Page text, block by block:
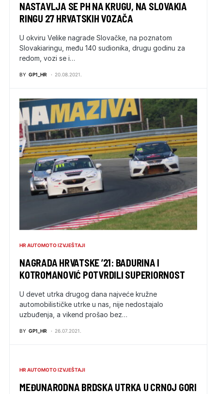
NASTAVLJA SE PH NA KRUGU, NA SLOVAKIA
RINGU 27 HRVATSKIH VOZAČA
U okviru Velike nagrade Slovačke, na poznatom
Slovakiaringu, među 140 sudionika, drugu godinu za
redom, vozi se i…
BY GP1_HR 20.08.2021.
HR AUTOMOTO IZVJEŠTAJI
NAGRADA HRVATSKE ’21: BADURINA I
KOTROMANOVIĆ POTVRDILI SUPERIORNOST
U devet utrka drugog dana najveće kružne
automobilističke utrke u nas, nije nedostajalo
uzbuđenja, a vikend prošao bez…
BY GP1_HR 26.07.2021.
HR AUTOMOTO IZVJEŠTAJI
MEĐUNARODNA BRDSKA UTRKA U CRNOJ GORI